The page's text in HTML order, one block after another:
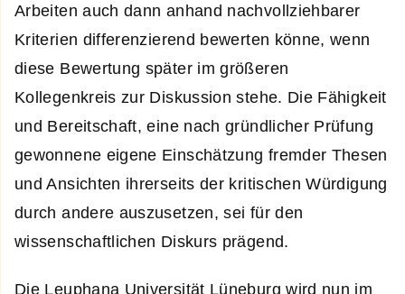
Arbeiten auch dann anhand nachvollziehbarer
Kriterien differenzierend bewerten könne, wenn
diese Bewertung später im größeren
Kollegenkreis zur Diskussion stehe. Die Fähigkeit
und Bereitschaft, eine nach gründlicher Prüfung
gewonnene eigene Einschätzung fremder Thesen
und Ansichten ihrerseits der kritischen Würdigung
durch andere auszusetzen, sei für den
wissenschaftlichen Diskurs prägend.
Die Leuphana Universität Lüneburg wird nun im